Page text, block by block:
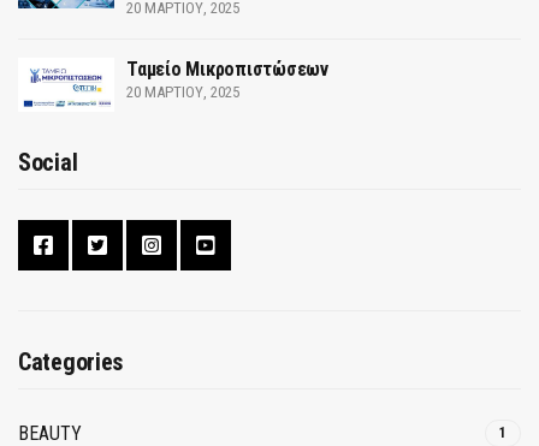
20 ΜΑΡΤΊΟΥ, 2025
Ταμείο Μικροπιστώσεων
20 ΜΑΡΤΊΟΥ, 2025
Social
Categories
BEAUTY 1